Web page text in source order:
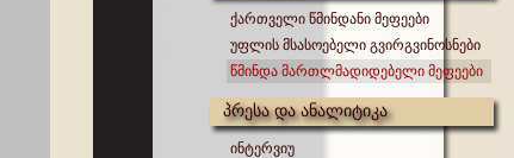
ქართველი წმინდანი მეფეები
უფლის მსასოებელი გვირგვინოსნები
წმინდა მართლმადიდებელი მეფეები
პრესა და ანალიტიკა
ინტერვიუ